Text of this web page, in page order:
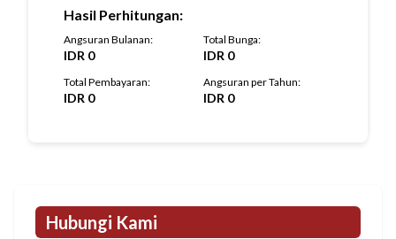
Hasil Perhitungan:
Angsuran Bulanan:
IDR 0
Total Bunga:
IDR 0
Total Pembayaran:
IDR 0
Angsuran per Tahun:
IDR 0
Hubungi Kami